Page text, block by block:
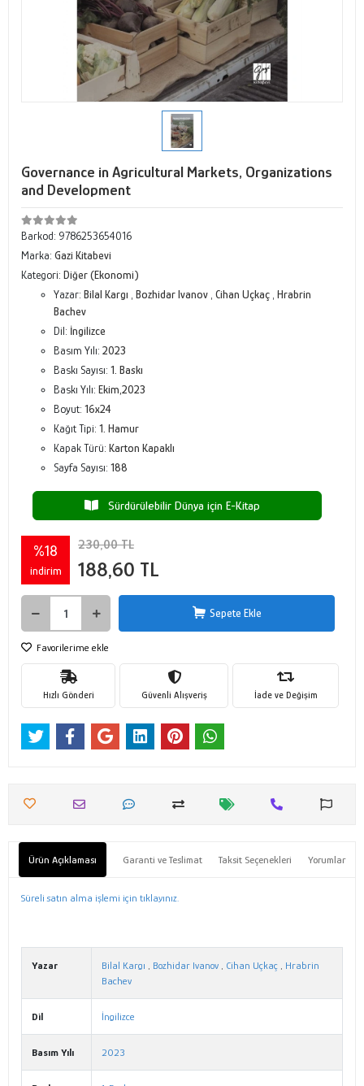
Governance in Agricultural Markets, Organizations
and Development
Barkod: 9786253654016
Marka: Gazi Kitabevi
Kategori: Diğer (Ekonomi)
Yazar: Bilal Kargı Bozhidar Ivanov Cihan Uçkaç Hrabrin
Bachev
Dil: İngilizce
Basım Yılı: 2023
Baskı Sayısı: 1. Baskı
Baskı Yılı: Ekim,2023
Boyut: 16x24
Kağıt Tipi: 1. Hamur
Kapak Türü: Karton Kapaklı
Sayfa Sayısı: 188
Sürdürülebilir Dünya için E-Kitap
%18
indirim
230,00 TL
188,60 TL
Sepete Ekle
Favorilerime ekle
Hızlı Gönderi Güvenli Alışveriş İade ve Değişim
Ürün Açıklaması Garanti ve Teslimat Taksit Seçenekleri Yorumlar
Süreli satın alma işlemi için tıklayınız.
Yazar Bilal Kargı , Bozhidar Ivanov , Cihan Uçkaç , Hrabrin
Bachev
Dil İngilizce
Basım Yılı 2023